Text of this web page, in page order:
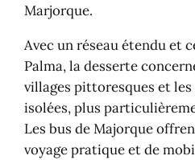
Marjorque.
Avec un réseau étendu et
Palma, la desserte
villages pittoresques et
isolées, plus
Les bus de Majorque
voyage pratique et de